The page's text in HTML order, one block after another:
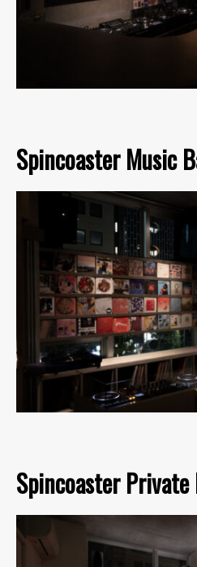
Spincoaster Music
Spincoaster Private